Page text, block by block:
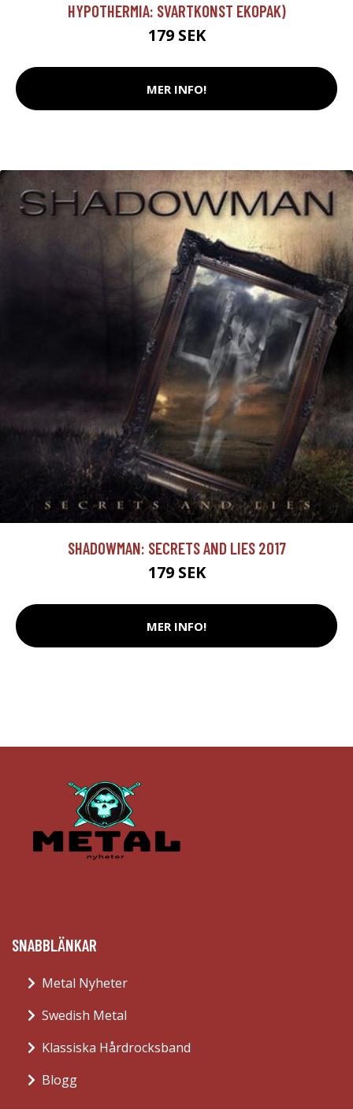
HYPOTHERMIA: SVARTKONST EKOPAK)
179 SEK
MER INFO!
SHADOWMAN: SECRETS AND LIES 2017
179 SEK
MER INFO!
SNABBLÄNKAR
Metal Nyheter
Swedish Metal
Klassiska Hårdrocksband
Blogg